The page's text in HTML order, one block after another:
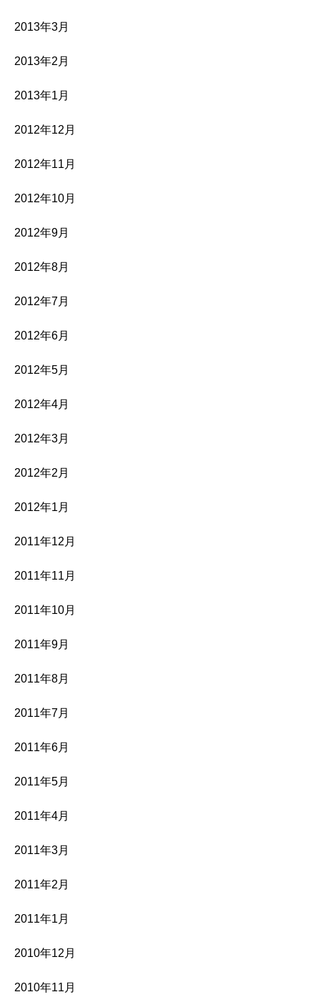
2013年3月
2013年2月
2013年1月
2012年12月
2012年11月
2012年10月
2012年9月
2012年8月
2012年7月
2012年6月
2012年5月
2012年4月
2012年3月
2012年2月
2012年1月
2011年12月
2011年11月
2011年10月
2011年9月
2011年8月
2011年7月
2011年6月
2011年5月
2011年4月
2011年3月
2011年2月
2011年1月
2010年12月
2010年11月